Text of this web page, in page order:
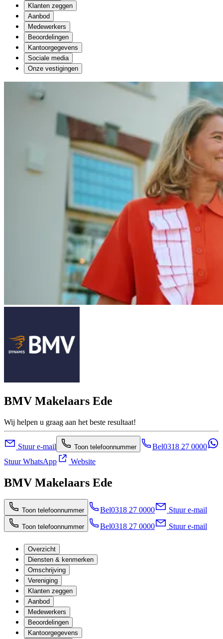
Klanten zeggen
Aanbod
Medewerkers
Beoordelingen
Kantoorgegevens
Sociale media
Onze vestigingen
BMV Makelaars Ede
Wij helpen u graag aan het beste resultaat!
Stuur e-mail Toon telefoonnummer Bel0318 27 0000
Stuur WhatsApp
Website
BMV Makelaars Ede
Toon telefoonnummer Bel0318 27 0000 Stuur e-mail
Toon telefoonnummer Bel0318 27 0000 Stuur e-mail
Overzicht
Diensten & kenmerken
Omschrijving
Vereniging
Klanten zeggen
Aanbod
Medewerkers
Beoordelingen
Kantoorgegevens